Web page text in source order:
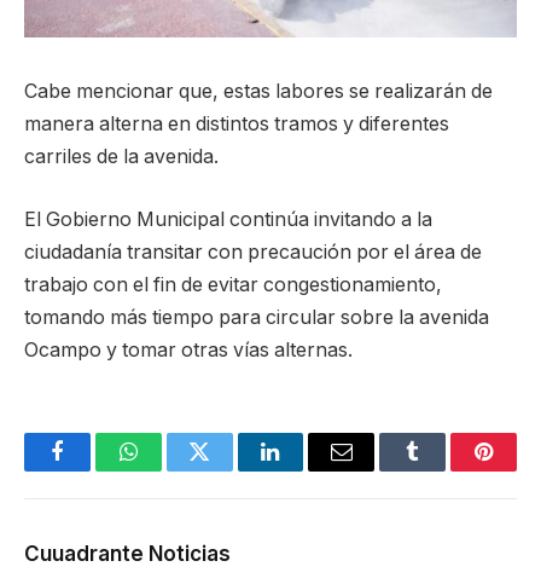
Cabe mencionar que, estas labores se realizarán de
manera alterna en distintos tramos y diferentes
carriles de la avenida.
El Gobierno Municipal continúa invitando a la
ciudadanía transitar con precaución por el área de
trabajo con el fin de evitar congestionamiento,
tomando más tiempo para circular sobre la avenida
Ocampo y tomar otras vías alternas.
FacebookWhatsAppTwitter LinkedInEmail Tumblr
Cuuadrante Noticias